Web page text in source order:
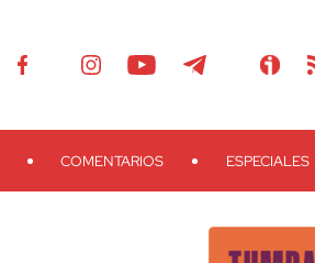
COMENTARIOS ESPECIALES